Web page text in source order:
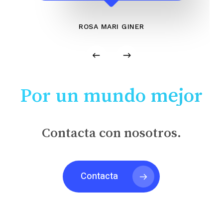
ROSA MARI GINER
Por un mundo mejor
Contacta con nosotros.
Contacta